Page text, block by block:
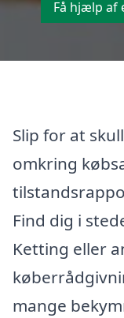
Få hjælp af
Slip for at
omkring
Find dig i
Ketting eller
mange